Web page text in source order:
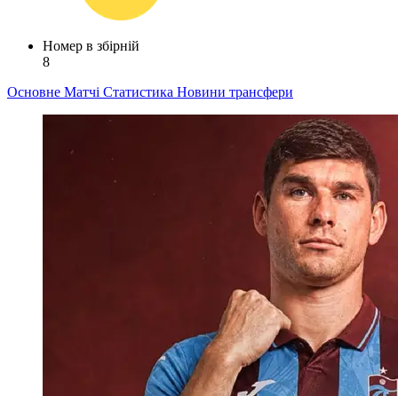
Номер в збірній
8
Основне Матчі Статистика Новини трансфери